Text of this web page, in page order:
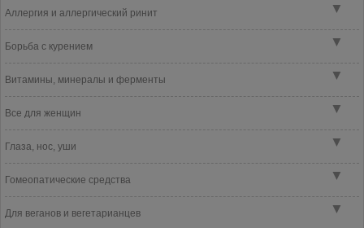
▼
Аллергия и аллергический ринит
▼
Борьба с курением
▼
Витамины, минералы и ферменты
▼
Все для женщин
▼
Глаза, нос, уши
▼
Гомеопатические средства
▼
Для веганов и вегетарианцев